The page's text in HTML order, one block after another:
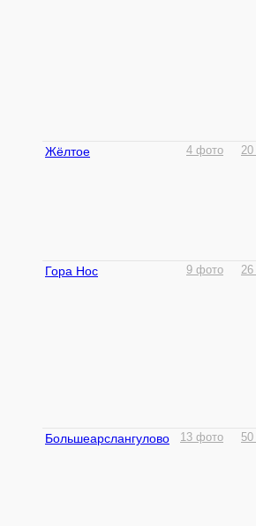
Жёлтое 4 фото
Гора Нос 9 фото
Большеарслангулово 13 фото